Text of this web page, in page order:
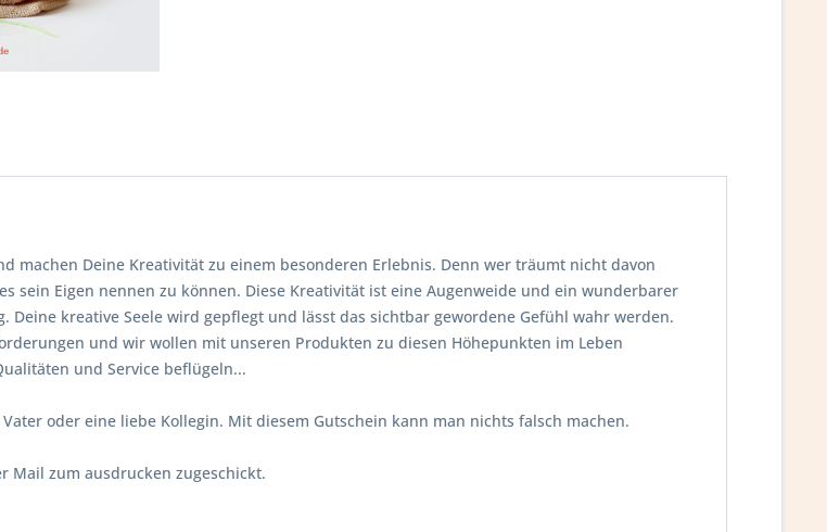
machen Deine Kreativität zu einem besonderen Erlebnis. Denn wer träumt nicht davon
sein Eigen nennen zu können. Diese Kreativität ist eine Augenweide und ein wunderbarer
kreative Seele wird gepflegt und lässt das sichtbar gewordene Gefühl wahr werden.
und wir wollen mit unseren Produkten zu diesen Höhepunkten im Leben
und Service beflügeln...
oder eine liebe Kollegin. Mit diesem Gutschein kann man nichts falsch machen.
Mail zum ausdrucken zugeschickt.